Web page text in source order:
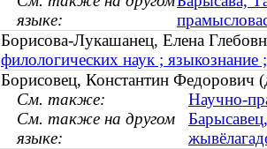
языке:
Борисова-Лукашанец, Елена
филологических наук ; языкознание
Борисовец, Константин Федорович
См. также:
Научно-
См. также на другом
языке: